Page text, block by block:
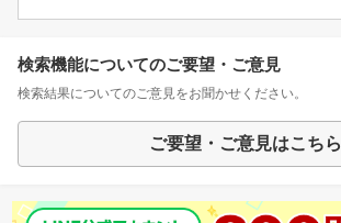
検索機能についてのご要望・ご意見
検索結果についてのご意見をお聞かせください。
ご要望・ご意見はこちら